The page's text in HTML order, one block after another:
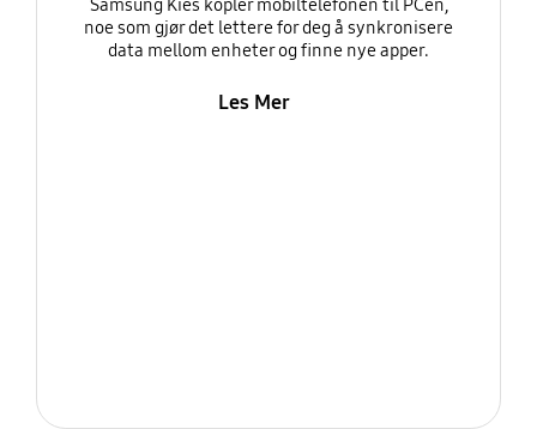
Samsung Kies kopler mobiltelefonen til PCen,
noe som gjør det lettere for deg å synkronisere
data mellom enheter og finne nye apper.
Les Mer